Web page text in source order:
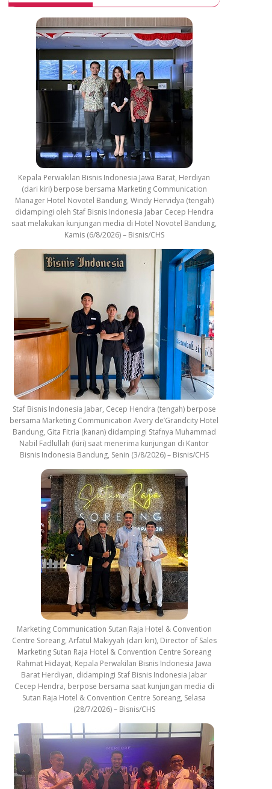
Kepala Perwakilan Bisnis Indonesia Jawa Barat, Herdiyan
(dari kiri) berpose bersama Marketing Communication
Manager Hotel Novotel Bandung, Windy Hervidya (tengah)
didampingi oleh Staf Bisnis Indonesia Jabar Cecep Hendra
saat melakukan kunjungan media di Hotel Novotel Bandung,
Kamis (6/8/2026) – Bisnis/CHS
Staf Bisnis Indonesia Jabar, Cecep Hendra (tengah) berpose
bersama Marketing Communication Avery de’Grandcity Hotel
Bandung, Gita Fitria (kanan) didampingi Stafnya Muhammad
Nabil Fadlullah (kiri) saat menerima kunjungan di Kantor
Bisnis Indonesia Bandung, Senin (3/8/2026) – Bisnis/CHS
Marketing Communication Sutan Raja Hotel & Convention
Centre Soreang, Arfatul Makiyyah (dari kiri), Director of Sales
Marketing Sutan Raja Hotel & Convention Centre Soreang
Rahmat Hidayat, Kepala Perwakilan Bisnis Indonesia Jawa
Barat Herdiyan, didampingi Staf Bisnis Indonesia Jabar
Cecep Hendra, berpose bersama saat kunjungan media di
Sutan Raja Hotel & Convention Centre Soreang, Selasa
(28/7/2026) – Bisnis/CHS